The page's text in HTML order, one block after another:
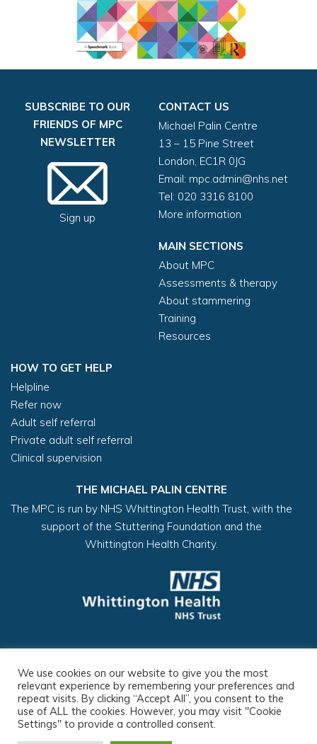
SUBSCRIBE TO OUR
FRIENDS OF MPC
NEWSLETTER
Sign up
CONTACT US
Michael Palin Centre
13 – 15 Pine Street
London, EC1R 0JG
Email: mpc.admin@nhs.net
Tel: 020 3316 8100
More information
MAIN SECTIONS
About MPC
Assessments & therapy
About stammering
Training
Resources
HOW TO GET HELP
Helpline
Refer now
Adult self referral
Private adult self referral
Clinical supervision
THE MICHAEL PALIN CENTRE
The MPC is run by NHS Whittington Health Trust, with the
support of the Stuttering Foundation and the
Whittington Health Charity.
Copyright ©2026 Privacy Policy
Cookie Policy
Refund Policy
We use cookies on our website to give you the most
relevant experience by remembering your preferences and
repeat visits. By clicking “Accept All”, you consent to the
use of ALL the cookies. However, you may visit "Cookie
Settings" to provide a controlled consent.